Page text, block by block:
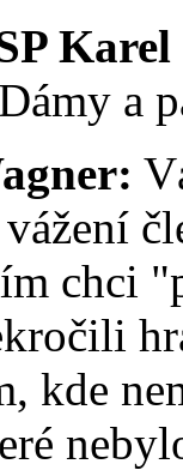
a
chci
kde